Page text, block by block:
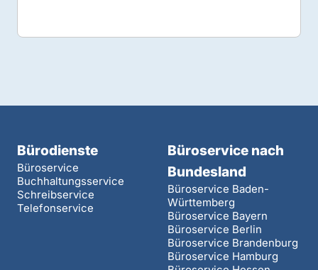
Bürodienste
Büroservice
Buchhaltungsservice
Schreibservice
Telefonservice
Büroservice nach
Bundesland
Büroservice Baden-
Württemberg
Büroservice Bayern
Büroservice Berlin
Büroservice Brandenburg
Büroservice Hamburg